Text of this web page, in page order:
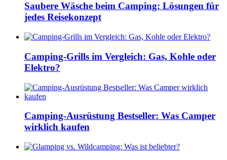
Saubere Wäsche beim Camping: Lösungen für
jedes Reisekonzept
Camping-Grills im Vergleich: Gas, Kohle oder
Elektro?
Camping-Ausrüstung Bestseller: Was Camper
wirklich kaufen